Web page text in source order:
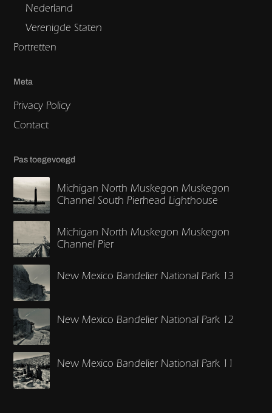
Nederland
Verenigde Staten
Portretten
Meta
Privacy Policy
Contact
Pas toegevoegd
Michigan North Muskegon Muskegon
Channel South Pierhead Lighthouse
Michigan North Muskegon Muskegon
Channel Pier
New Mexico Bandelier National Park 13
New Mexico Bandelier National Park 12
New Mexico Bandelier National Park 11